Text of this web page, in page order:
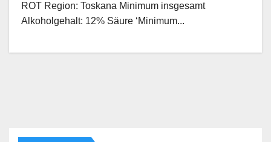
ROT Region: Toskana Minimum insgesamt
Alkoholgehalt: 12% Säure ‘Minimum...